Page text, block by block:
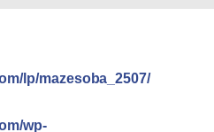
大型レンジ 大容量
lp/mazesoba_2507/
wp-